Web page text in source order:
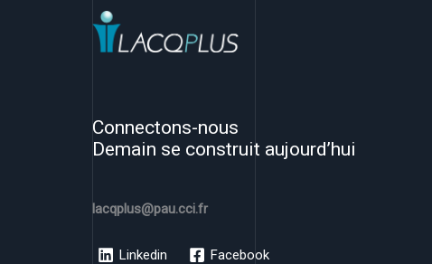
Connectons-nous
Demain se construit aujourd’hui
lacqplus@pau.cci.fr
Linkedin Facebook